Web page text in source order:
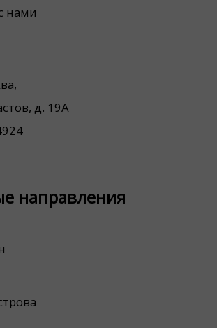
нами
д. 19А
направления